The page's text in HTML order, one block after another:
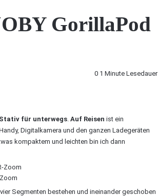
GorillaPod
0 1 Minute Lesedauer
Stativ für unterwegs. Auf Reisen ist ein
Digitalkamera und den ganzen Ladegeräten
kompaktem und leichten bin ich dann
Segmenten bestehen und ineinander geschoben